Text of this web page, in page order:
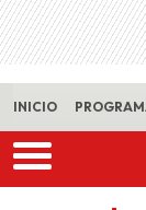
INICIO